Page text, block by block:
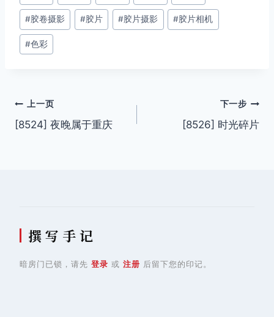
章
标
签：
#胶卷摄影 #胶片 #胶片摄影 #胶片相机
#色彩
文
章
上一页
[8524] 夜晚属于重庆
下一步
[8526] 时光碎片
撰 写 手 记
暗房门已锁，请先 登录 或 注册 后留下您的印记。